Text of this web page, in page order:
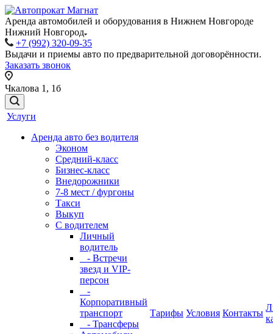
Аренда автомобилей и оборудования в Нижнем Новгороде
Нижний Новгород
+7 (992) 320-09-35
Выдачи и приемы авто по предварительной договорённости.
Заказать звонок
Чкалова 1, 1б
Услуги
Аренда авто без водителя
Эконом
Средний-класс
Бизнес-класс
Внедорожники
7-8 мест / фургоны
Такси
Выкуп
С водителем
Личный
водитель
- Встречи
звезд и VIP-
персон
-
Корпоративный
транспорт
- Трансферы
Тарифы Условия Контакты